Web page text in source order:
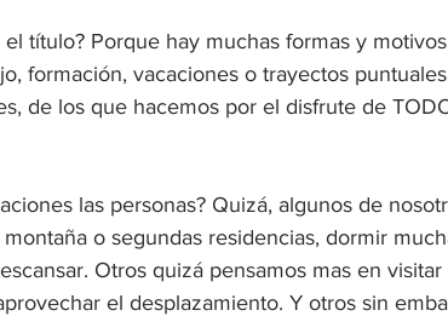
título? Porque hay muchas formas y
formación, vacaciones o trayectos
de los que hacemos por el disfrute de
las personas? Quizá, algunos de
o segundas residencias, dormir
Otros quizá pensamos mas en
el desplazamiento. Y otros sin